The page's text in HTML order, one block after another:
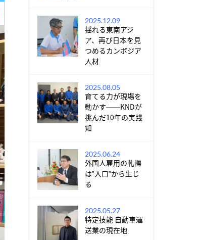
2025.12.09
揺れる東南アジ
ア、再び日本を見
つめるカンボジア
人材
2025.08.05
育てる力が現場を
動かす──KNDが
挑んだ10年の実践
知
2025.06.24
外国人雇用の軋轢
は‟入口‟から生じ
る
2025.05.27
特定技能 自動車運
送業の現在地